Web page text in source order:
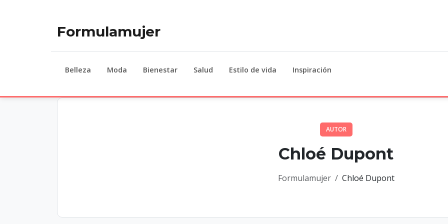
Formulamujer
Belleza Moda Bienestar Salud Estilo de vida Inspiración
AUTOR
Chloé Dupont
Formulamujer Chloé Dupont